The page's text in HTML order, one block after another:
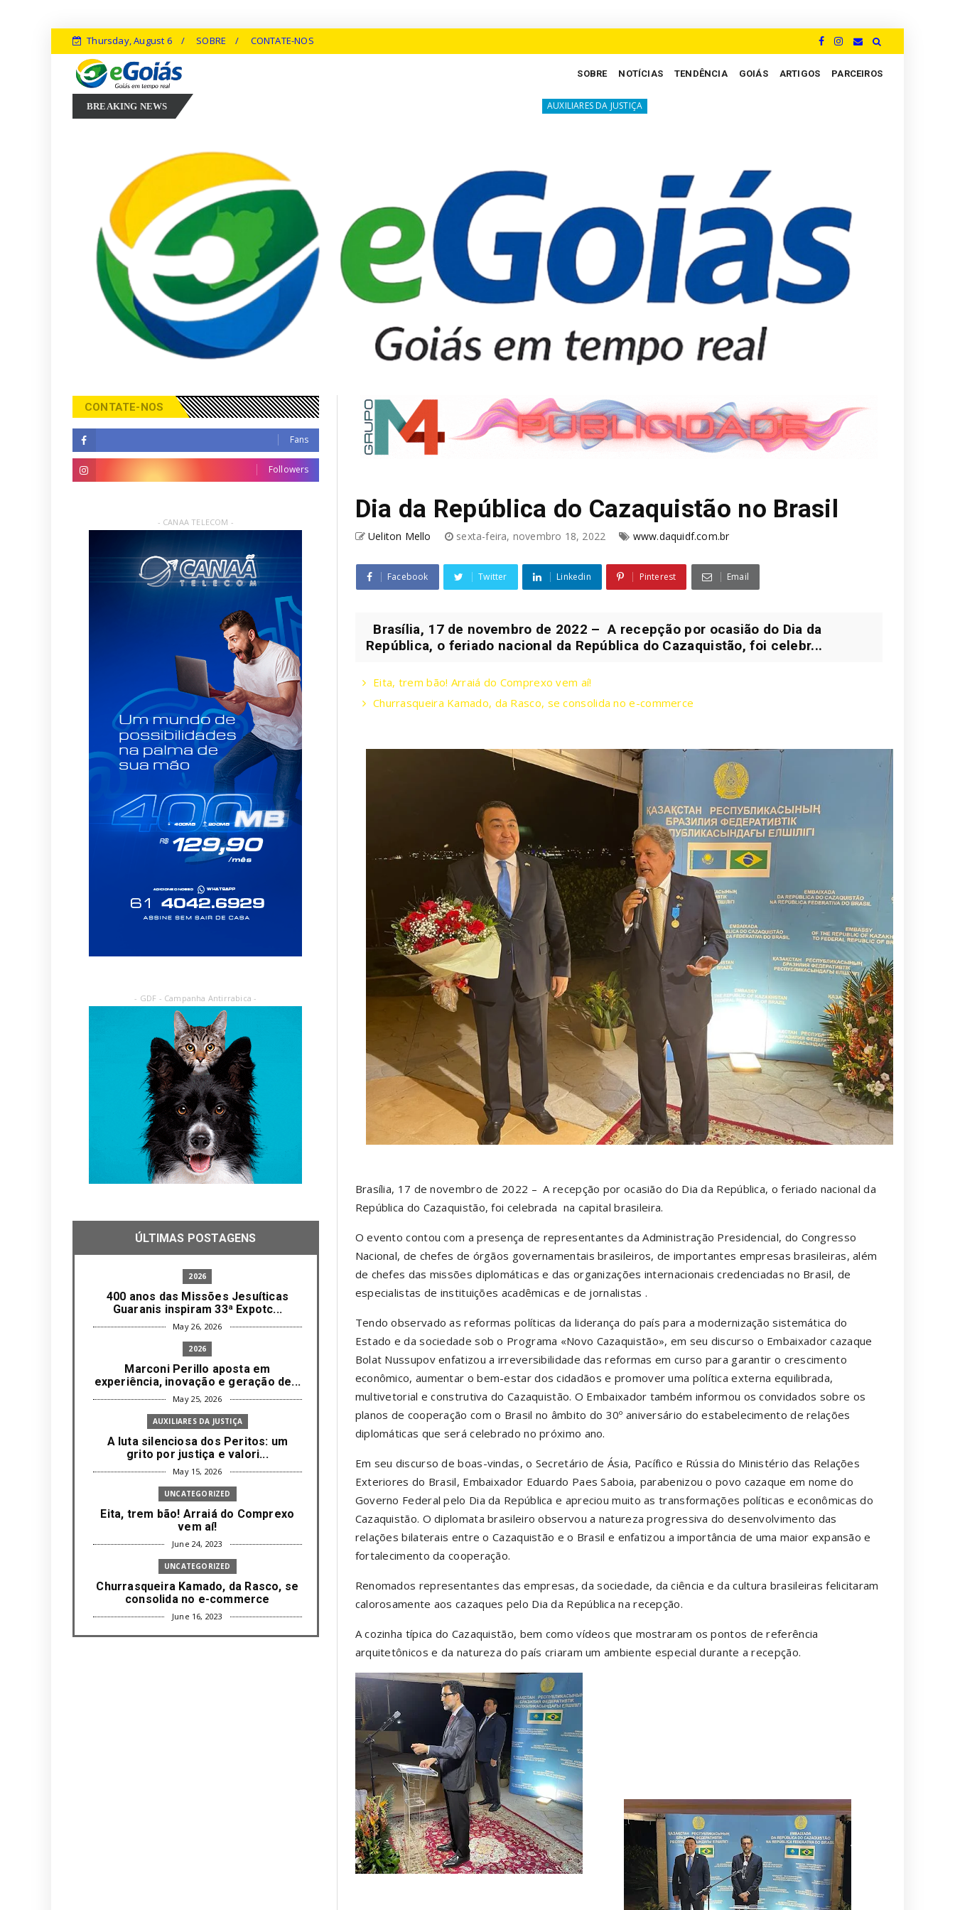
Thursday, August 6 SOBRE CONTATE-NOS
SOBRE NOTÍCIAS TENDÊNCIA GOIÁS ARTIGOS PARCEIROS
BREAKING NEWS
inovação e geração de empregos para defender novo ciclo de crescimento em Goiás A luta silenciosa dos Peritos: um grito por justiça e valorização no coração do judiciário
Dia da República do Cazaquistão no Brasil
Ueliton Mello sexta-feira, novembro 18, 2022 www.daquidf.com.br
Facebook Twitter Linkedin Pinterest Email
Brasília, 17 de novembro de 2022 – A recepção por ocasião do Dia da
República, o feriado nacional da República do Cazaquistão, foi celebr...
Eita, trem bão! Arraiá do Comprexo vem aí!
Churrasqueira Kamado, da Rasco, se consolida no e-commerce
Brasília, 17 de novembro de 2022 – A recepção por ocasião do Dia da República, o feriado nacional da
República do Cazaquistão, foi celebrada na capital brasileira.
O evento contou com a presença de representantes da Administração Presidencial, do Congresso
Nacional, de chefes de órgãos governamentais brasileiros, de importantes empresas brasileiras, além
de chefes das missões diplomáticas e das organizações internacionais credenciadas no Brasil, de
especialistas de instituições acadêmicas e de jornalistas .
Tendo observado as reformas políticas da liderança do país para a modernização sistemática do
Estado e da sociedade sob o Programa «Novo Cazaquistão», em seu discurso o Embaixador cazaque
Bolat Nussupov enfatizou a irreversibilidade das reformas em curso para garantir o crescimento
econômico, aumentar o bem-estar dos cidadãos e promover uma política externa equilibrada,
multivetorial e construtiva do Cazaquistão. O Embaixador também informou os convidados sobre os
planos de cooperação com o Brasil no âmbito do 30º aniversário do estabelecimento de relações
diplomáticas que será celebrado no próximo ano.
Em seu discurso de boas-vindas, o Secretário de Ásia, Pacífico e Rússia do Ministério das Relações
Exteriores do Brasil, Embaixador Eduardo Paes Saboia, parabenizou o povo cazaque em nome do
Governo Federal pelo Dia da República e apreciou muito as transformações políticas e econômicas do
Cazaquistão. O diplomata brasileiro observou a natureza progressiva do desenvolvimento das
relações bilaterais entre o Cazaquistão e o Brasil e enfatizou a importância de uma maior expansão e
fortalecimento da cooperação.
Renomados representantes das empresas, da sociedade, da ciência e da cultura brasileiras felicitaram
calorosamente aos cazaques pelo Dia da República na recepção.
A cozinha típica do Cazaquistão, bem como vídeos que mostraram os pontos de referência
arquitetônicos e da natureza do país criaram um ambiente especial durante a recepção.
CONTATE-NOS
Fans
Followers
- CANAA TELECOM -
- GDF - Campanha Antirrabica -
ÚLTIMAS POSTAGENS
2026
400 anos das Missões Jesuíticas
Guaranis inspiram 33ª Expotc...
May 26, 2026
2026
Marconi Perillo aposta em
experiência, inovação e geração de...
May 25, 2026
AUXILIARES DA JUSTIÇA
A luta silenciosa dos Peritos: um
grito por justiça e valori...
May 15, 2026
UNCATEGORIZED
Eita, trem bão! Arraiá do Comprexo
vem aí!
June 24, 2023
UNCATEGORIZED
Churrasqueira Kamado, da Rasco, se
consolida no e-commerce
June 16, 2023
UNCATEGORIZED